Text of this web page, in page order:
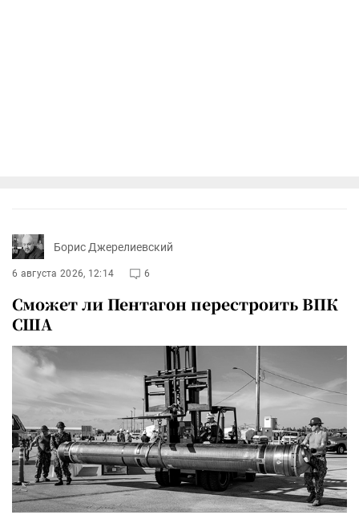
Борис Джерелиевский
6 августа 2026, 12:14 6
Сможет ли Пентагон перестроить ВПК
США